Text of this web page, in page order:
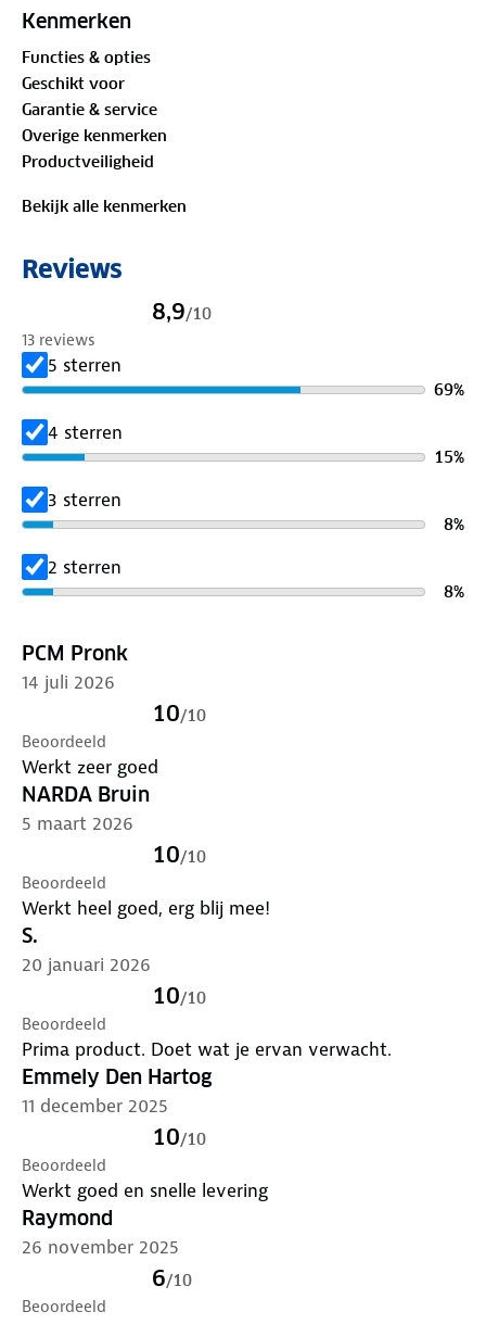
Door het aanbrengen van Rain-X® Anti-Regen
en vliegen ze weg terwijl je rijdt, waardoor je zicht
niet wordt belemmerd. Het product verbetert de
zichtbaarheid door regen, hagel en sneeuw af te
stoten en maakt het gemakkelijker om vorst, ijs,
zout, modder en insecten te verwijderen.
Rain-X® Anti-Regen is een duurzame oplossing voor
gemakkelijk aan te brengen en beschermt de
autoruiten gedurende lange tijd. Kies voor veiligheid
en comfort op de weg en investeer in Rain-X® Anti-
Regen glasbehandeling voor een betere
zichtbaarheid bij nat weer.
Kenmerken
Functies & opties
Geschikt voor
Garantie & service
Overige kenmerken
Productveiligheid
Bekijk alle kenmerken
Reviews
8,9/10
13 reviews
5 sterren
69%
4 sterren
15%
3 sterren
8%
2 sterren
8%
PCM Pronk
14 juli 2026
10/10
Beoordeeld
Werkt zeer goed
NARDA Bruin
5 maart 2026
10/10
Beoordeeld
Werkt heel goed, erg blij mee!
S.
20 januari 2026
10/10
Beoordeeld
Prima product. Doet wat je ervan verwacht.
Emmely Den Hartog
11 december 2025
10/10
Beoordeeld
Werkt goed en snelle levering
Raymond
26 november 2025
6/10
Beoordeeld